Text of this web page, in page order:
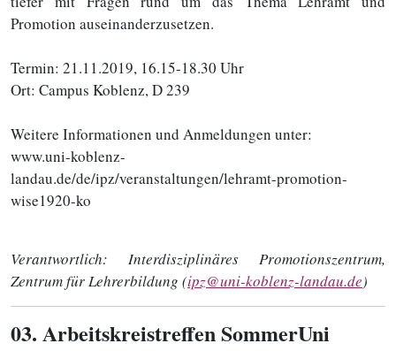
Promotion auseinanderzusetzen.
Termin: 21.11.2019, 16.15-18.30 Uhr
Ort: Campus Koblenz, D 239
Weitere Informationen und Anmeldungen unter:
www.uni-koblenz-
landau.de/de/ipz/veranstaltungen/lehramt-promotion-
wise1920-ko
Verantwortlich: Interdisziplinäres Promotionszentrum,
Zentrum für Lehrerbildung (ipz@uni-koblenz-landau.de)
03. Arbeitskreistreffen SommerUni